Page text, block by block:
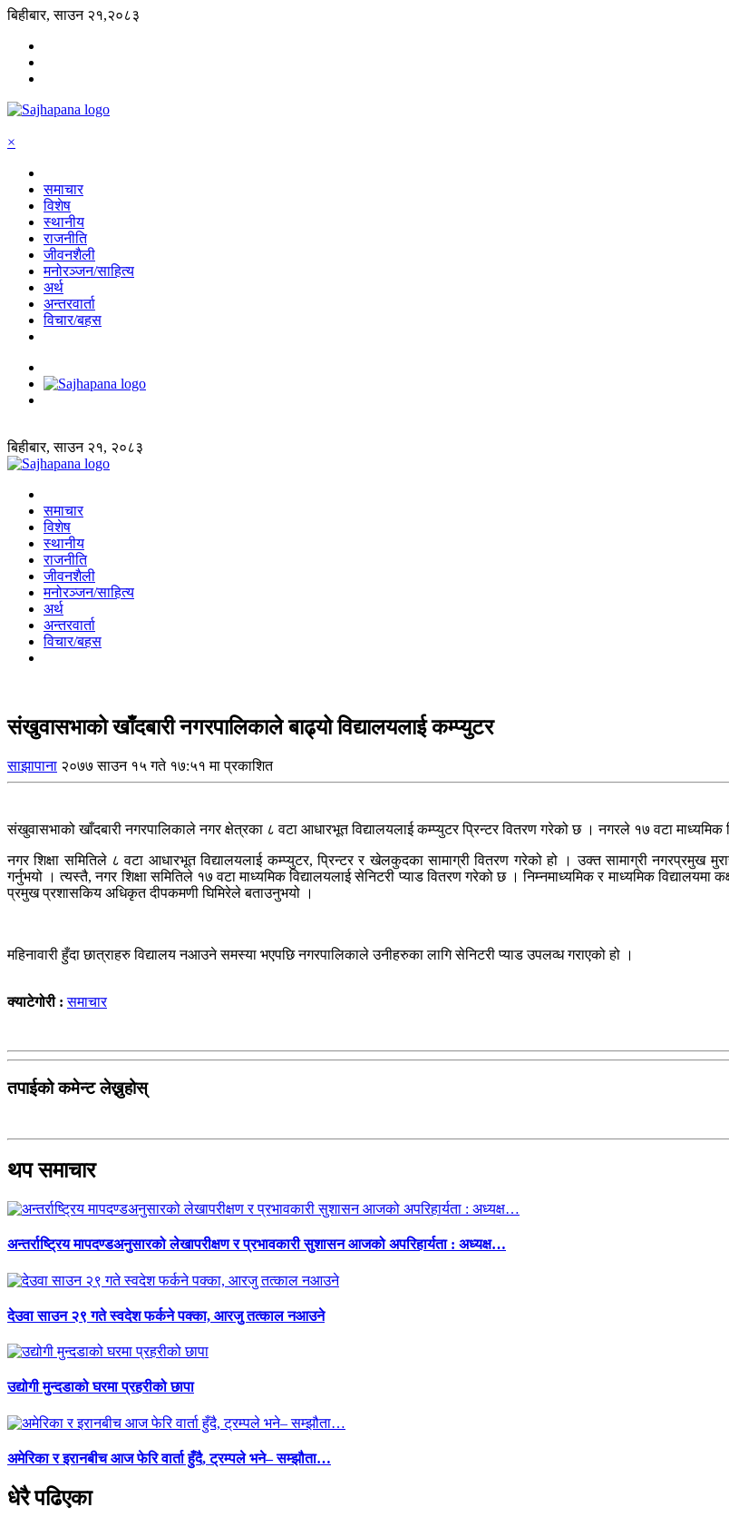
बिहीबार, साउन २१,२०८३
×
समाचार
विशेष
स्थानीय
राजनीति
जीवनशैली
मनोरञ्जन/साहित्य
अर्थ
अन्तरवार्ता
विचार/बहस
बिहीबार, साउन २१, २०८३
समाचार
विशेष
स्थानीय
राजनीति
जीवनशैली
मनोरञ्जन/साहित्य
अर्थ
अन्तरवार्ता
विचार/बहस
संखुवासभाको खाँदबारी नगरपालिकाले बाढ्यो विद्यालयलाई कम्प्युटर
साझापाना २०७७ साउन १५ गते १७:५१ मा प्रकाशित
संखुवासभाको खाँदबारी नगरपालिकाले नगर क्षेत्रका ८ वटा आधारभूत विद्यालयलाई कम्प्युटर प्रिन्टर वितरण गरेको छ । नगरले १७ वटा माध्यमिक
नगर शिक्षा समितिले ८ वटा आधारभूत विद्यालयलाई कम्प्युटर, प्रिन्टर र खेलकुदका सामाग्री वितरण गरेको हो । उक्त सामाग्री नगरप्रमुख
गर्नुभयो । त्यस्तै, नगर शिक्षा समितिले १७ वटा माध्यमिक विद्यालयलाई सेनिटरी प्याड वितरण गरेको छ । निम्नमाध्यमिक र माध्यमिक
प्रमुख प्रशासकिय अधिकृत दीपकमणी घिमिरेले बताउनुभयो ।
महिनावारी हुँदा छात्राहरु विद्यालय नआउने समस्या भएपछि नगरपालिकाले उनीहरुका लागि सेनिटरी प्याड उपलव्ध गराएको हो ।
क्याटेगोरी :समाचार
तपाईको कमेन्ट लेख्नुहोस्
थप समाचार
अन्तर्राष्ट्रिय मापदण्डअनुसारको लेखापरीक्षण र प्रभावकारी सुशासन आजको अपरिहार्यता : अध्यक्ष…
देउवा साउन २९ गते स्वदेश फर्कने पक्का, आरजु तत्काल नआउने
उद्योगी मुन्दडाको घरमा प्रहरीको छापा
अमेरिका र इरानबीच आज फेरि वार्ता हुँदै, ट्रम्पले भने– सम्झौता…
धेरै पढिएका